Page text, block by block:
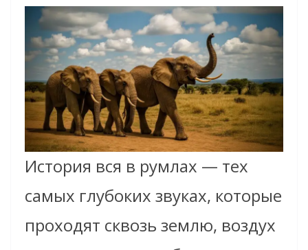
История вся в румлах — тех
самых глубоких звуках, которые
проходят сквозь землю, воздух